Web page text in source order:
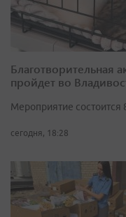
Благотворительная
пройдет во
Мероприятие состоится
сегодня, 18:28